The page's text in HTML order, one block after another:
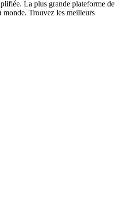
La plus grande plateforme de
Trouvez les meilleurs